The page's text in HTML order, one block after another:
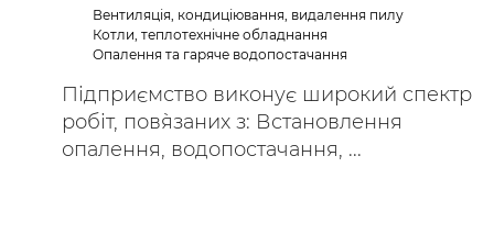
Вентиляція, кондиціювання, видалення пилу
Котли, теплотехнічне обладнання
Опалення та гаряче водопостачання
Підприємство виконує широкий спектр
робіт, пов`язаних з: Встановлення
опалення, водопостачання, ...